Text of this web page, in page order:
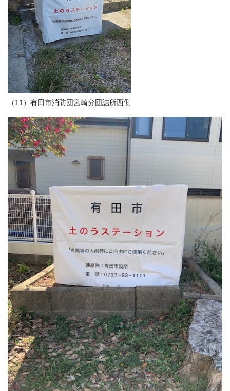
（11）有田市消防団宮崎分団詰所西側